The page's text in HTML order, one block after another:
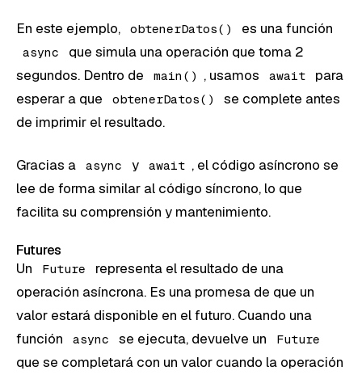
En este ejemplo, obtenerDatos() es una función
async
que simula una operación que toma 2
segundos. Dentro de
main() , usamos await
para
esperar a que
obtenerDatos()
se complete antes
de imprimir el resultado.
Gracias a async y await , el código asíncrono se
lee de forma similar al código síncrono, lo que
facilita su comprensión y mantenimiento.
Futures
Un
Future
representa el resultado de una
operación asíncrona. Es una promesa de que un
valor estará disponible en el futuro. Cuando una
función
async se ejecuta, devuelve un Future
que se completará con un valor cuando la operación